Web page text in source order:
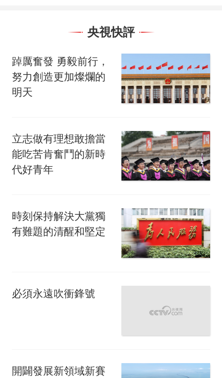
央視快評
踔厲奮發 勇毅前行，
努力創造更加燦爛的
明天
立志做有理想敢擔當
能吃苦肯奮鬥的新時
代好青年
時刻保持解決大黨獨
有難題的清醒和堅定
必須永遠吹衝鋒號
開闢發展新領域新賽